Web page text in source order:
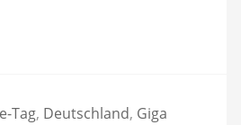
Tag, Deutschland, Giga